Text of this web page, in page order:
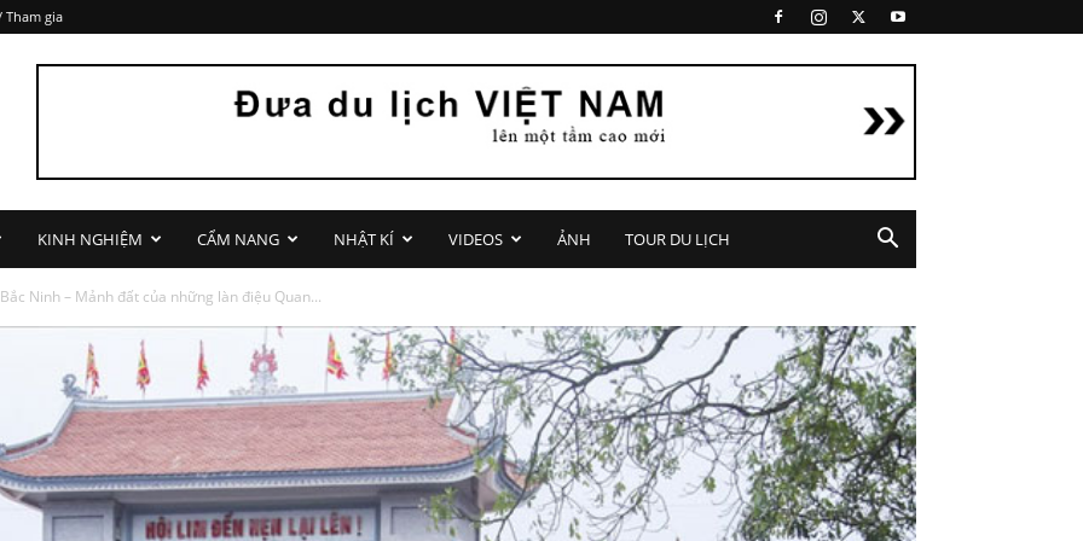
gia
KINH NGHIỆM CẨM NANG NHẬT KÍ VIDEOS ẢNH TOUR DU LỊCH
Ninh – Mảnh đất của những làn điệu Quan...